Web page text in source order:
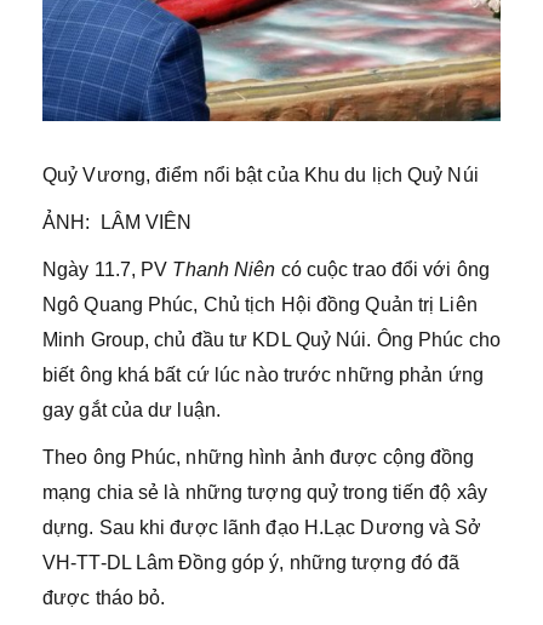
Quỷ Vương, điểm nổi bật của Khu du lịch Quỷ Núi
ẢNH: LÂM VIÊN
Ngày 11.7, PV Thanh Niên có cuộc trao đổi với ông
Ngô Quang Phúc, Chủ tịch Hội đồng Quản trị Liên
Minh Group, chủ đầu tư KDL Quỷ Núi. Ông Phúc cho
biết ông khá bất cứ lúc nào trước những phản ứng
gay gắt của dư luận.
Theo ông Phúc, những hình ảnh được cộng đồng
mạng chia sẻ là những tượng quỷ trong tiến độ xây
dựng. Sau khi được lãnh đạo H.Lạc Dương và Sở
VH-TT-DL Lâm Đồng góp ý, những tượng đó đã
được tháo bỏ.